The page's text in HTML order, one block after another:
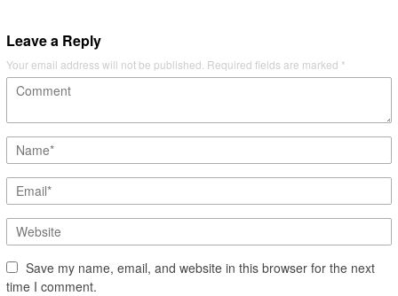
Leave a Reply
Your email address will not be published. Required fields are marked *
Save my name, email, and website in this browser for the next
time I comment.